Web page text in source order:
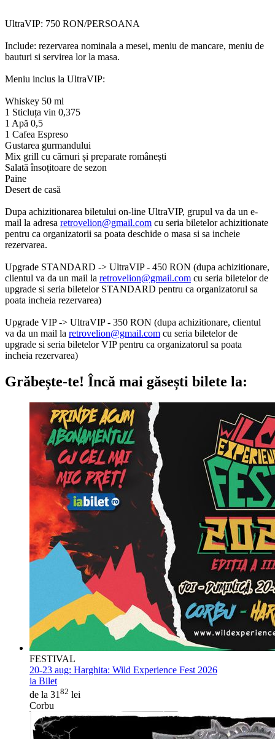
UltraVIP: 750 RON/PERSOANA
Include: rezervarea nominala a mesei, meniu de mancare, meniu de
bauturi si servirea lor la masa.
Meniu inclus la UltraVIP:
Whiskey 50 ml
1 Sticluța vin 0,375
1 Apă 0,5
1 Cafea Espreso
Gustarea gurmandului
Mix grill cu cărnuri și preparate românești
Salată însoțitoare de sezon
Paine
Desert de casă
Dupa achizitionarea biletului on-line UltraVIP, grupul va da un e-
mail la adresa retrovelion@gmail.com cu seria biletelor achizitionate
pentru ca organizatorii sa poata deschide o masa si sa incheie
rezervarea.
Upgrade STANDARD -> UltraVIP - 450 RON (dupa achizitionare,
clientul va da un mail la retrovelion@gmail.com cu seria biletelor de
upgrade si seria biletelor STANDARD pentru ca organizatorul sa
poata incheia rezervarea)
Upgrade VIP -> UltraVIP - 350 RON (dupa achizitionare, clientul
va da un mail la retrovelion@gmail.com cu seria biletelor de
upgrade si seria biletelor VIP pentru ca organizatorul sa poata
incheia rezervarea)
Grăbește-te! Încă mai găsești bilete la:
FESTIVAL
20-23 aug: Harghita: Wild Experience Fest 2026
ia Bilet
de la 31 82 lei
Corbu